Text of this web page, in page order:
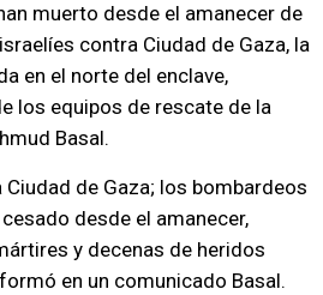
muerto desde el amanecer de
contra Ciudad de Gaza, la
en el norte del enclave,
los equipos de rescate de la
Basal.
de Gaza; los bombardeos
desde el amanecer,
y decenas de heridos
en un comunicado Basal.